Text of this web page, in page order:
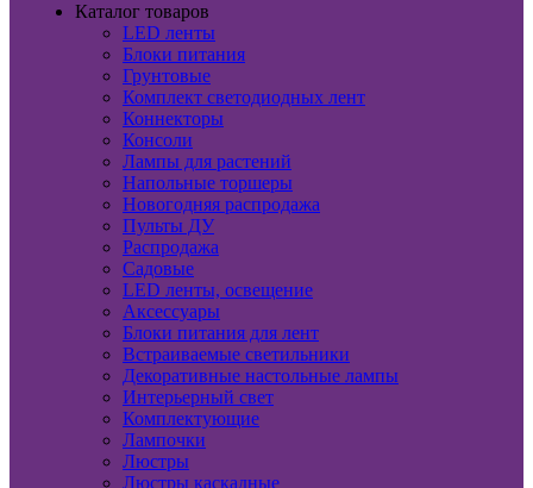
Каталог товаров
LED ленты
Блоки питания
Грунтовые
Комплект светодиодных лент
Коннекторы
Консоли
Лампы для растений
Напольные торшеры
Новогодняя распродажа
Пульты ДУ
Распродажа
Садовые
LED ленты, освещение
Аксессуары
Блоки питания для лент
Встраиваемые светильники
Декоративные настольные лампы
Интерьерный свет
Комплектующие
Лампочки
Люстры
Люстры каскадные